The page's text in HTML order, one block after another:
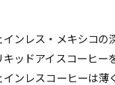
ンレス・メキシコの
キッドアイスコーヒー
ンレスコーヒーは薄